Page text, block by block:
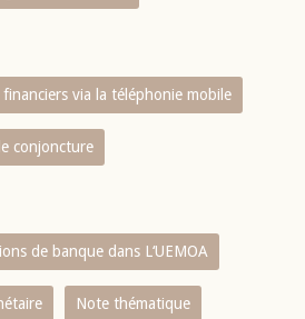
via la téléphonie mobile
conjoncture
de banque dans L‘UEMOA
Note thématique